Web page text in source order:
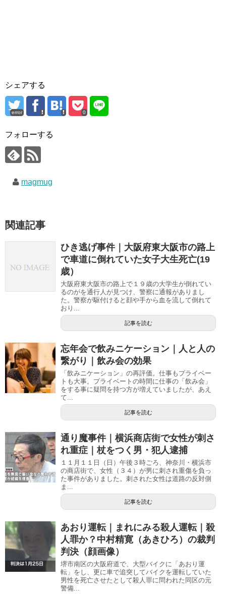
シェアする
error 0
フォローする
magmug
関連記事
ひき逃げ事件｜大阪府東大阪市の路上
で車道に倒れていた女子大生死亡(19
歳）
大阪府東大阪市の路上で１９歳の大学生が倒れてい
るのがを通行人が見つけ、警察に通報がありまし
た。警察が駆付けると顔や手から血を流して倒れて
おり...
記事を読む
忘年会で飲みニケーション｜人と人の
繋がり｜飲み会の効果
「飲みニケーション」の再評価。仕事もプライベー
トも大事。プライベートの時間に仕事の「飲み会」
をする事に疑問を持つ方が増えていましたが、あえ
て...
記事を読む
通り魔事件｜横浜商店街で女性が刺さ
れ重症｜杖をつく男・犯人逮捕
１１月１１日（日）午後３時ごろ、神奈川・横浜市
の商店街で、女性（３４）が男に刺され重傷を負っ
た事件がありました。刺された女性は道路の反対側
ま...
記事を読む
あおり運転｜まれにみる殺人運転｜殺
人罪か？中村精寛（あきひろ）の裁判
判決（顔画像）
堺市南区の大阪府道で、大型バイクに「あおり運
転」をし、更に車で追突してバイクを運転していた
男性を死亡させたとして殺人罪に問われた同区の元
警備...